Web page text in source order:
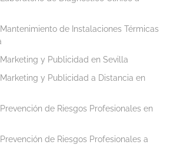
de Instalaciones Térmicas
y Publicidad en Sevilla
y Publicidad a Distancia en
de Riesgos Profesionales en
de Riesgos Profesionales a